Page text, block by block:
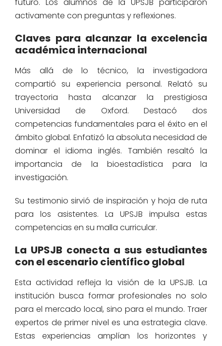
activamente con preguntas y reflexiones.
Claves para alcanzar la excelencia
académica internacional
Más allá de lo técnico, la investigadora
compartió su experiencia personal. Relató su
trayectoria hasta alcanzar la prestigiosa
Universidad de Oxford. Destacó dos
competencias fundamentales para el éxito en el
ámbito global. Enfatizó la absoluta necesidad de
dominar el idioma inglés. También resaltó la
importancia de la bioestadística para la
investigación.
Su testimonio sirvió de inspiración y hoja de ruta
para los asistentes. La UPSJB impulsa estas
competencias en su malla curricular.
La UPSJB conecta a sus estudiantes
con el escenario científico global
Esta actividad refleja la visión de la UPSJB. La
institución busca formar profesionales no solo
para el mercado local, sino para el mundo. Traer
expertos de primer nivel es una estrategia clave.
Estas experiencias amplían los horizontes y